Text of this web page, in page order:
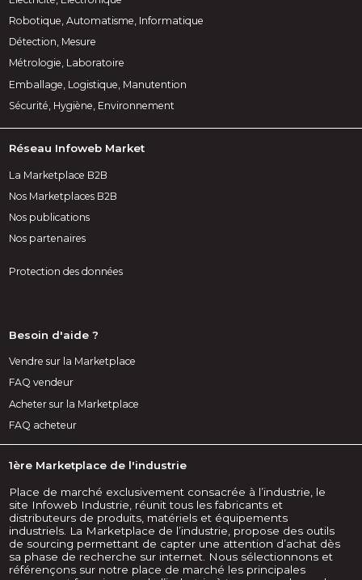
Robotique, Automatisme, Informatique
Détection, Mesure
Métrologie, Laboratoire
Emballage, Logistique, Manutention
Sécurité, Hygiène, Environnement
Réseau Infoweb Market
La Marketplace B2B
Nos Marketplaces B2B
Nos publications
Nos partenaires
Protection des données
Besoin d'aide ?
Vendre sur la Marketplace
FAQ vendeur
Acheter sur la Marketplace
FAQ acheteur
1ère Marketplace de l'industrie
Place de marché exclusivement consacrée à l’industrie, le
site Infoweb Industrie, réunit tous les fabricants et
distributeurs de produits, matériels et équipements
industriels. La Marketplace de l’industrie, propose des outils
de sourcing permettant de capter une attention d’achat dès
sa phase de recherche sur internet. Nous sélectionnons et
référençons sur notre place de marché les principales